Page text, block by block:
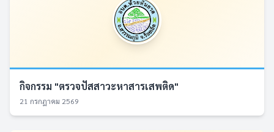
กิจกรรม "ตรวจปัสสาวะหาสารเสพติด"
21 กรกฎาคม 2569